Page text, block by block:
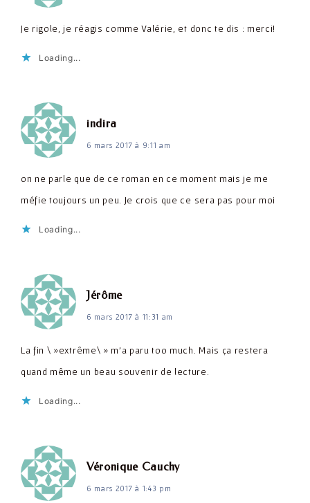
Je rigole, je réagis comme Valérie, et donc te dis : merci!
Loading...
indira
6 mars 2017 à 9:11 am
on ne parle que de ce roman en ce moment mais je me
méfie toujours un peu. Je crois que ce sera pas pour moi
Loading...
Jérômedit :
6 mars 2017 à 11:31 am
La fin \ »extrême\ » m'a paru too much. Mais ça restera
quand même un beau souvenir de lecture.
Loading...
Véronique Cauchydit :
6 mars 2017 à 1:43 pm